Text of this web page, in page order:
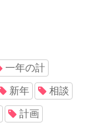
一年の計
新年 相談
計画